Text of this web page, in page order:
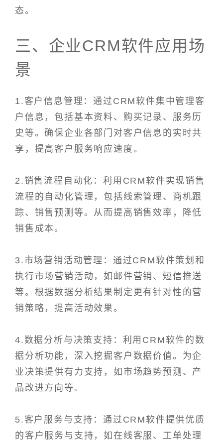
态。
三、企业CRM软件应用场
景
1.客户信息管理：通过CRM软件集中管理客
户信息，包括基本资料、购买记录、服务历
史等。确保企业各部门对客户信息的实时共
享，提高客户服务响应速度。
2.销售流程自动化：利用CRM软件实现销售
流程的自动化管理，包括线索管理、商机跟
踪、销售预测等。从而提高销售效率，降低
销售成本。
3.市场营销活动管理：通过CRM软件策划和
执行市场营销活动，如邮件营销、短信推送
等。根据数据分析结果制定更有针对性的营
销策略，提高活动效果。
4.数据分析与决策支持：利用CRM软件的数
据分析功能，深入挖掘客户数据价值。为企
业决策提供有力支持，如市场趋势预测、产
品改进方向等。
5.客户服务与支持：通过CRM软件提供优质
的客户服务与支持，如在线客服、工单处理